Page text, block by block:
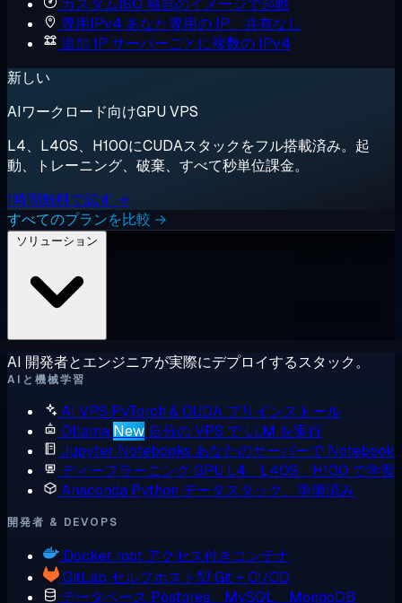
カスタムISO 独自のイメージで起動
専用IPv4 あなた専用の IP、共有なし
追加 IP サーバーごとに複数の IPv4
新しい
AIワークロード向けGPU VPS
L4、L40S、H100にCUDAスタックをフル搭載済み。起
動、トレーニング、破棄、すべて秒単位課金。
1時間無料で試す →
すべてのプランを比較 →
AI 開発者とエンジニアが実際にデプロイするスタック。
AIと機械学習
AI VPS PyTorch & CUDA プリインストール
Ollama New 自分の VPS で LLM を実行
Jupyter Notebooks あなたのサーバーで Notebook
ディープラーニング GPU L4、L40S、H100 で学習
Anaconda Python データスタック、準備済み
開発者 & DEVOPS
Docker root アクセス付きコンテナ
GitLab セルフホスト型 Git + CI/CD
データベース Postgres、MySQL、MongoDB